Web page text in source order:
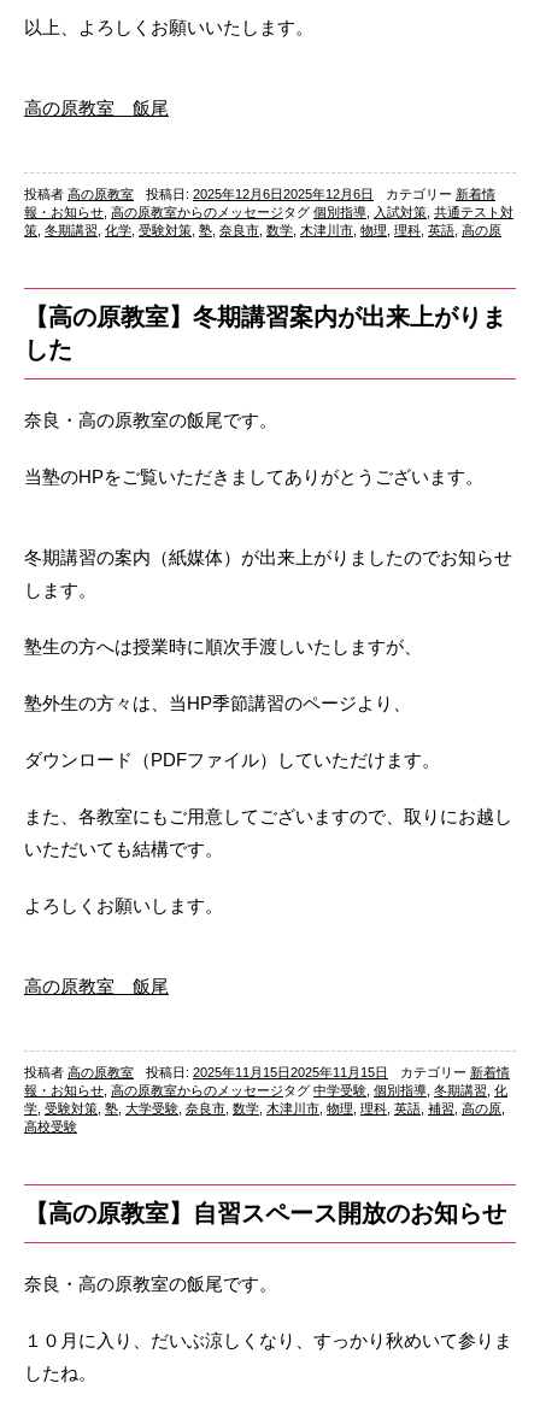
以上、よろしくお願いいたします。
高の原教室 飯尾
投稿者 高の原教室 投稿日: 2025年12月6日2025年12月6日 カテゴリー 新着情
報・お知らせ 高の原教室からのメッセージタグ 個別指導 入試対策 共通テスト対
策 冬期講習 化学 受験対策 塾 奈良市 数学 木津川市 物理 理科 英語 高の原
【高の原教室】冬期講習案内が出来上がりま
した
奈良・高の原教室の飯尾です。
当塾のHPをご覧いただきましてありがとうございます。
冬期講習の案内（紙媒体）が出来上がりましたのでお知らせ
します。
塾生の方へは授業時に順次手渡しいたしますが、
塾外生の方々は、当HP季節講習のページより、
ダウンロード（PDFファイル）していただけます。
また、各教室にもご用意してございますので、取りにお越し
いただいても結構です。
よろしくお願いします。
高の原教室 飯尾
投稿者 高の原教室 投稿日: 2025年11月15日2025年11月15日 カテゴリー 新着情
報・お知らせ 高の原教室からのメッセージタグ 中学受験 個別指導 冬期講習 化
学 受験対策 塾 大学受験 奈良市 数学 木津川市 物理 理科 英語 補習 高の原
高校受験
【高の原教室】自習スペース開放のお知らせ
奈良・高の原教室の飯尾です。
１０月に入り、だいぶ涼しくなり、すっかり秋めいて参りま
したね。